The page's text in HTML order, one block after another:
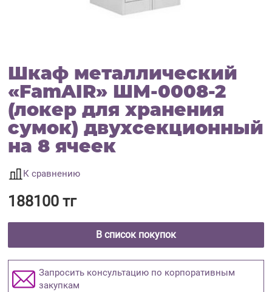
Шкаф металлический
«FamAIR» ШМ-0008-2
(локер для хранения
сумок) двухсекционный
на 8 ячеек
К сравнению
188100 тг
В список покупок
Запросить консультацию по корпоративным
закупкам